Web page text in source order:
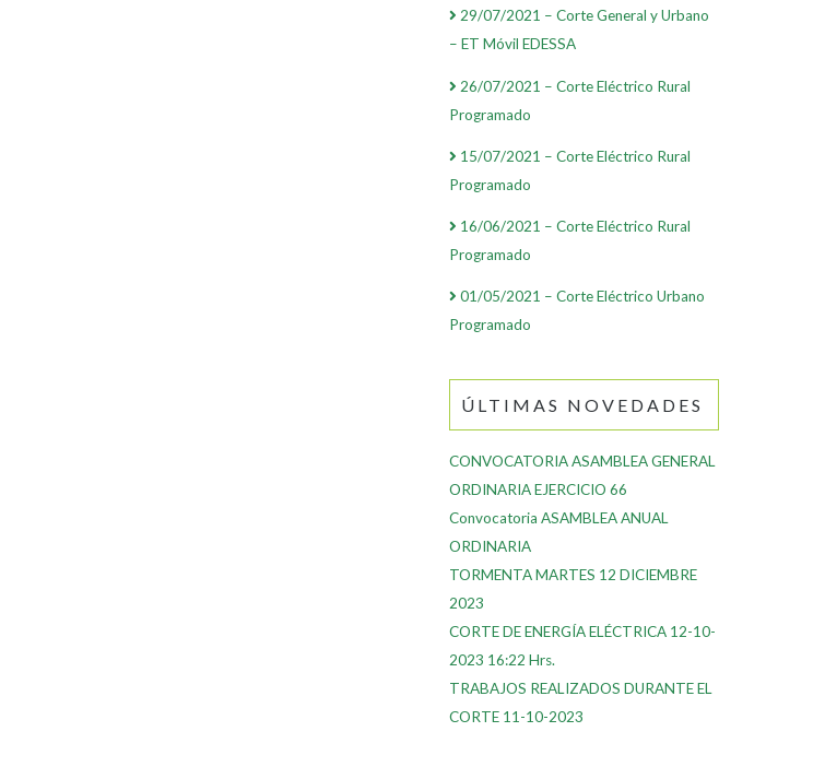
29/07/2021 – Corte General y Urbano
– ET Móvil EDESSA
26/07/2021 – Corte Eléctrico Rural
Programado
15/07/2021 – Corte Eléctrico Rural
Programado
16/06/2021 – Corte Eléctrico Rural
Programado
01/05/2021 – Corte Eléctrico Urbano
Programado
ÚLTIMAS NOVEDADES
CONVOCATORIA ASAMBLEA GENERAL
ORDINARIA EJERCICIO 66
Convocatoria ASAMBLEA ANUAL
ORDINARIA
TORMENTA MARTES 12 DICIEMBRE
2023
CORTE DE ENERGÍA ELÉCTRICA 12-10-
2023 16:22 Hrs.
TRABAJOS REALIZADOS DURANTE EL
CORTE 11-10-2023